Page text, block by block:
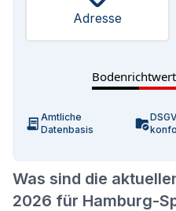
Was sind die
2026 für Hamburg-
Adresse
Amtliche
Datenbasis